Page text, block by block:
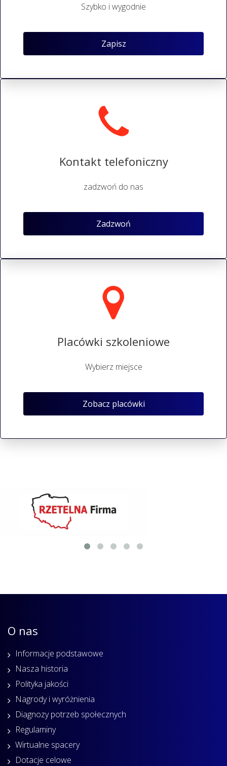
Szybko i wygodnie
Zapisz
Kontakt telefoniczny
zadzwoń do nas
Zadzwoń
Placówki szkoleniowe
Wybierz miejsce
Zobacz placówki
O nas
Informacje podstawowe
Nasza historia
Polityka jakości
Nagrody i wyróżnienia
Diagnozy potrzeb społecznych
Regulaminy
Wirtualne spacery
Dotacje celowe